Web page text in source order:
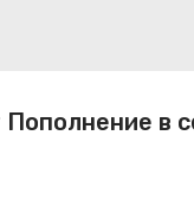
Пополнение в